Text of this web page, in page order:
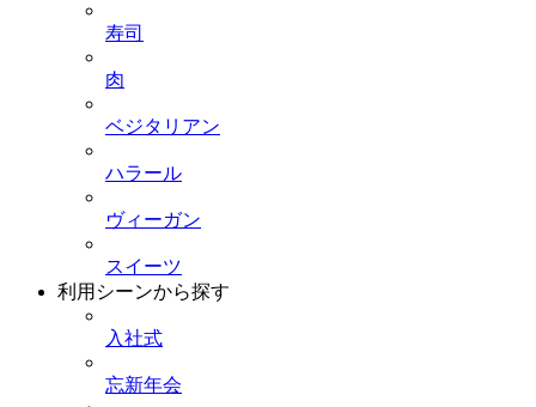
寿司
肉
ベジタリアン
ハラール
ヴィーガン
スイーツ
利用シーンから探す
入社式
忘新年会